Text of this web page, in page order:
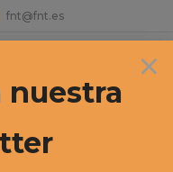
fnt@fnt.es
agosto, 2020
×
nuestra